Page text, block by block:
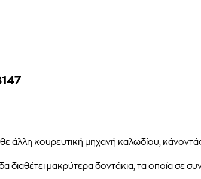
άλλη κουρευτική μηχανή καλωδίου,
διαθέτει μακρύτερα δοντάκια, τα οποία σε